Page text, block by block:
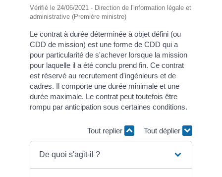
Vérifié le 24/06/2021 - Direction de l'information légale et
administrative (Première ministre)
Le contrat à durée déterminée à objet défini (ou
CDD de mission) est une forme de CDD qui a
pour particularité de s'achever lorsque la mission
pour laquelle il a été conclu prend fin. Ce contrat
est réservé au recrutement d'ingénieurs et de
cadres. Il comporte une durée minimale et une
durée maximale. Le contrat peut toutefois être
rompu par anticipation sous certaines conditions.
Tout replier Tout déplier
De quoi s'agit-il ?